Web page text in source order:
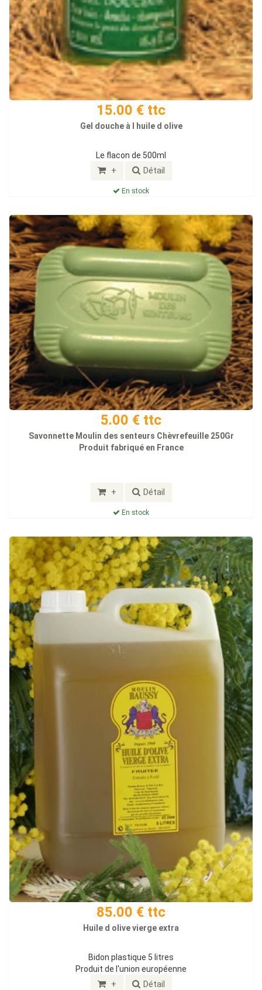
15.00 € ttc
Gel douche à l huile d olive
Le flacon de 500ml
+ Détail
En stock
5.00 € ttc
Savonnette Moulin des senteurs Chèvrefeuille 250Gr
Produit fabriqué en France
+ Détail
En stock
85.00 € ttc
Huile d olive vierge extra
Bidon plastique 5 litres
Produit de l'union européenne
+ Détail